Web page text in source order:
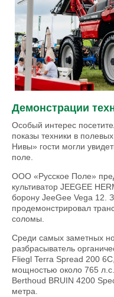
Демонстрации
Особый интерес
показы техники в
Нивы» гости могли
поле.
ООО «Русское Поле»
культиватор JEEGEE
борону JeeGee Vega 12.
продемонстрировал
соломы.
Среди самых заметных
разбрасыватель
Fliegl Terra Spread 200
мощностью около 765
Berthoud BRUIN 4200
метра.